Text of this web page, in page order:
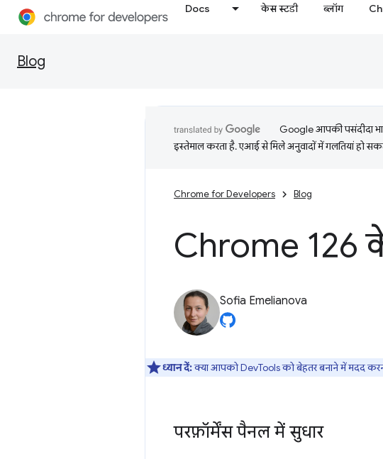
Docs केस स्टडी ब्लॉग
Blog
Google आपकी पसंदीदा
इस्तेमाल करता है. एआई से मिले अनुवादों में गलतियां हो
Chrome for Developers Blog
Chrome 126
Sofia Emelianova
ध्यान दें:क्या आपको DevTools को बेहतर बनाने में मदद
परफ़ॉर्मेंस पैनल में सुधार